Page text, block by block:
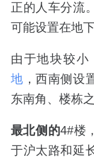
正的人车分流
可能设置在地下
由于地块较
地 ，西南侧设
东南角、楼栋
最北侧的4#楼
于沪太路和延